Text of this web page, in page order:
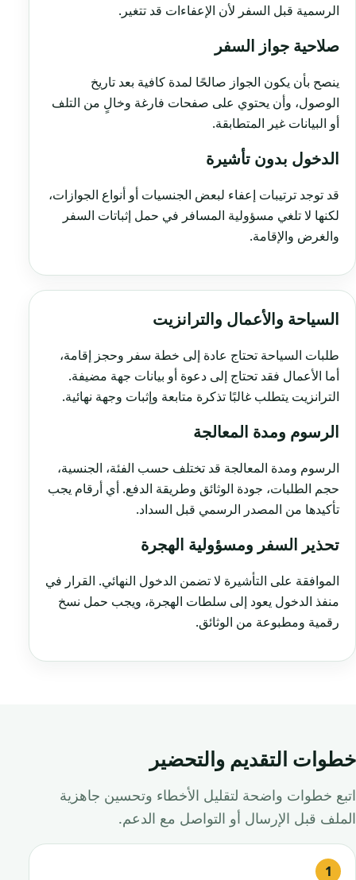
الرسمية قبل السفر لأن الإعفاءات قد تتغير.
صلاحية جواز السفر
ينصح بأن يكون الجواز صالحًا لمدة كافية بعد تاريخ
الوصول، وأن يحتوي على صفحات فارغة وخالٍ من التلف
أو البيانات غير المتطابقة.
الدخول بدون تأشيرة
قد توجد ترتيبات إعفاء لبعض الجنسيات أو أنواع الجوازات،
لكنها لا تلغي مسؤولية المسافر في حمل إثباتات السفر
والغرض والإقامة.
السياحة والأعمال والترانزيت
طلبات السياحة تحتاج عادة إلى خطة سفر وحجز إقامة،
أما الأعمال فقد تحتاج إلى دعوة أو بيانات جهة مضيفة.
الترانزيت يتطلب غالبًا تذكرة متابعة وإثبات وجهة نهائية.
الرسوم ومدة المعالجة
الرسوم ومدة المعالجة قد تختلف حسب الفئة، الجنسية،
حجم الطلبات، جودة الوثائق وطريقة الدفع. أي أرقام يجب
تأكيدها من المصدر الرسمي قبل السداد.
تحذير السفر ومسؤولية الهجرة
الموافقة على التأشيرة لا تضمن الدخول النهائي. القرار في
منفذ الدخول يعود إلى سلطات الهجرة، ويجب حمل نسخ
رقمية ومطبوعة من الوثائق.
خطوات التقديم والتحضير
اتبع خطوات واضحة لتقليل الأخطاء وتحسين جاهزية
الملف قبل الإرسال أو التواصل مع الدعم.